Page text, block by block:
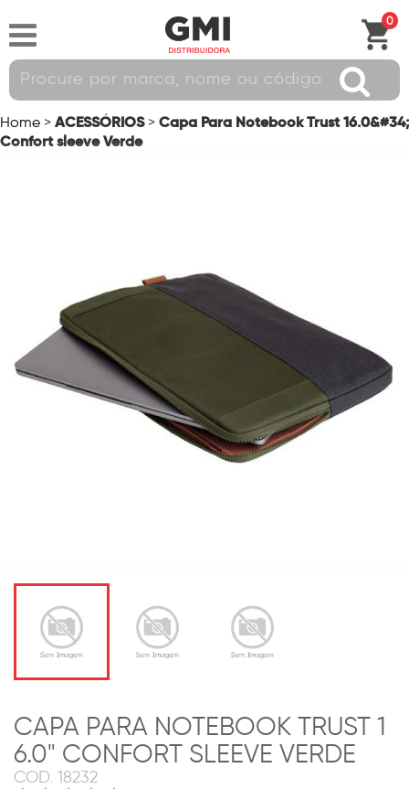
0
Home > ACESSÓRIOS > Capa Para Notebook Trust 16.0&#34;
Confort sleeve Verde
CAPA PARA NOTEBOOK TRUST 1
6.0" CONFORT SLEEVE VERDE
COD. 18232